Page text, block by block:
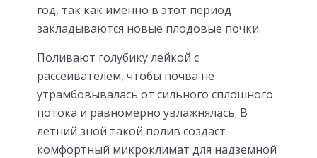
год, так как именно в этот период
закладываются новые плодовые почки.
Поливают голубику лейкой с
рассеивателем, чтобы почва не
утрамбовывалась от сильного сплошного
потока и равномерно увлажнялась. В
летний зной такой полив создаст
комфортный микроклимат для надземной